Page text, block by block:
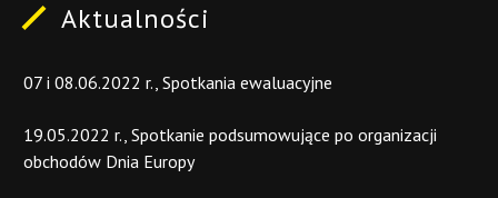
Aktualności
07 i 08.06.2022 r., Spotkania ewaluacyjne
19.05.2022 r., Spotkanie podsumowujące po organizacji
obchodów Dnia Europy